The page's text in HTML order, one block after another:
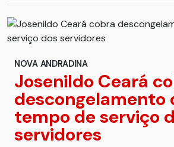
NOVA ANDRADINA
Josenildo Ceará
descongelamento
tempo de serviço
servidores